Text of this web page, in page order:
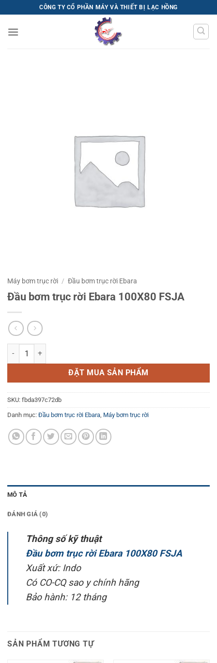
qua
nội
CÔNG TY CỔ PHẦN MÁY VÀ THIẾT BỊ LẠC HỒNG
Máy bơm trục rời / Đầu bơm trục rời Ebara
Đầu bơm trục rời Ebara 100X80 FSJA
Đầu bơm trục rời Ebara 100X80 FSJA số lượng
ĐẶT MUA SẢN PHẨM
SKU: fbda397c72db
Danh mục: Đầu bơm trục rời Ebara, Máy bơm trục rời
MÔ TẢ
ĐÁNH GIÁ (0)
Thông số kỹ thuật
Đầu bơm trục rời Ebara 100X80 FSJA
Xuất xứ: Indo
Có CO-CQ sao y chính hãng
Bảo hành: 12 tháng
SẢN PHẨM TƯƠNG TỰ